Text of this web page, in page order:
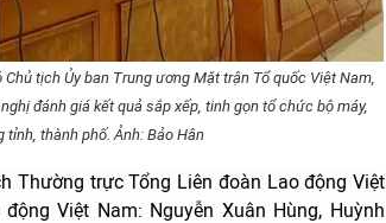
tịch Ủy ban Trung ương Mặt trận Tổ quốc Việt Nam,
đánh giá kết quả sắp xếp, tinh gọn tổ chức bộ máy,
thành phố. Ảnh: Bảo Hân
Thường trực Tổng Liên đoàn Lao động Việt
Việt Nam: Nguyễn Xuân Hùng, Huỳnh